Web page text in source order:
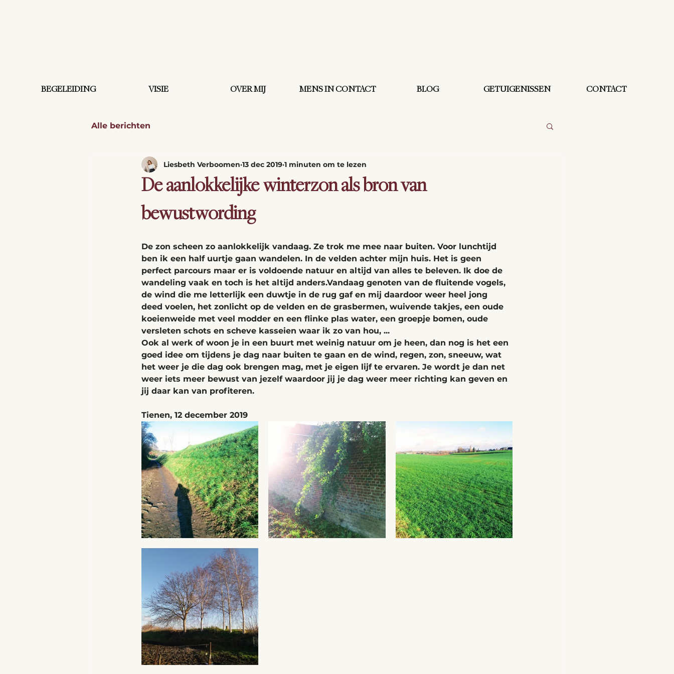
BEGELEIDING VISIE OVER MIJ MENS IN CONTACT BLOG GETUIGENISSEN CONTACT
Alle berichten
De aanlokkelijke winterzon als bron van
bewustwording
Liesbeth Verboomen 13 dec 2019 1 minuten om te lezen
De zon scheen zo aanlokkelijk vandaag. Ze trok me mee naar buiten. Voor lunchtijd
ben ik een half uurtje gaan wandelen. In de velden achter mijn huis. Het is geen
perfect parcours maar er is voldoende natuur en altijd van alles te beleven. Ik doe de
wandeling vaak en toch is het altijd anders.Vandaag genoten van de fluitende vogels,
de wind die me letterlijk een duwtje in de rug gaf en mij daardoor weer heel jong
deed voelen, het zonlicht op de velden en de grasbermen, wuivende takjes, een oude
koeienweide met veel modder en een flinke plas water, een groepje bomen, oude
versleten schots en scheve kasseien waar ik zo van hou, ...
Ook al werk of woon je in een buurt met weinig natuur om je heen, dan nog is het een
goed idee om tijdens je dag naar buiten te gaan en de wind, regen, zon, sneeuw, wat
het weer je die dag ook brengen mag, met je eigen lijf te ervaren. Je wordt je dan net
weer iets meer bewust van jezelf waardoor jij je dag weer meer richting kan geven en
jij daar kan van profiteren.
Tienen, 12 december 2019